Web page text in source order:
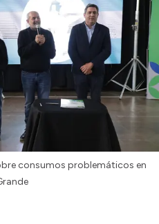
consumos problemáticos en